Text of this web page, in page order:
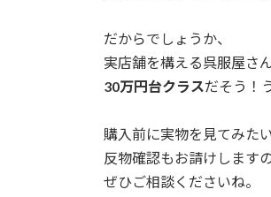
だからでしょうか、
実店舗を構える呉服屋さ
30万円台クラスだそう！
購入前に実物を見てみた
反物確認もお請けしますの
ぜひご相談くださいね。